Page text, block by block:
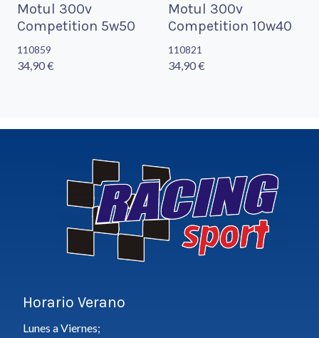
Motul 300v
Competition 5w50
110859
34,90 €
Motul 300v
Competition 10w40
110821
34,90 €
Horario Verano
Lunes a Viernes;